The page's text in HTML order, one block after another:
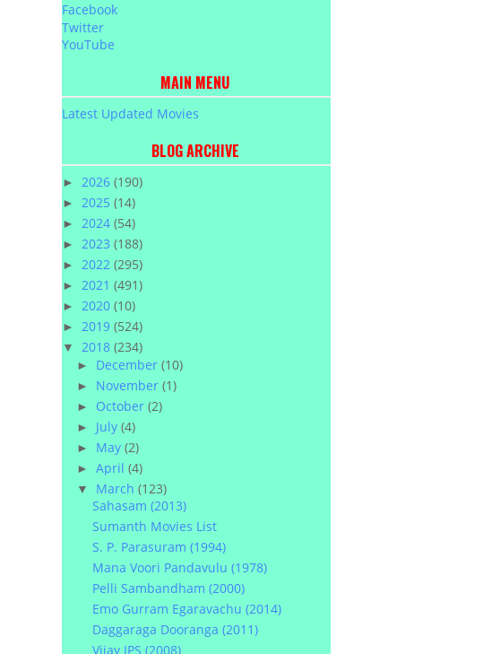
Facebook
Twitter
YouTube
MAIN MENU
Latest Updated Movies
BLOG ARCHIVE
► 2026 (190)
► 2025 (14)
► 2024 (54)
► 2023 (188)
► 2022 (295)
► 2021 (491)
► 2020 (10)
► 2019 (524)
▼ 2018 (234)
► December(10)
► November(1)
► October(2)
► July(4)
► May(2)
►April(4)
▼ March(123)
Sahasam (2013)
Sumanth Movies List
S. P. Parasuram (1994)
Mana Voori Pandavulu (1978)
Pelli Sambandham (2000)
Emo Gurram Egaravachu (2014)
Daggaraga Dooranga (2011)
Vijay IPS (2008)